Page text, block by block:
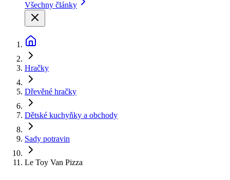
Všechny články
Hračky
Dřevěné hračky
Dětské kuchyňky a obchody
Sady potravin
Le Toy Van Pizza